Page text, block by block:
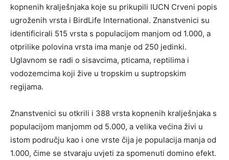
kopnenih kralješnjaka koje su prikupili IUCN Crveni popis
ugroženih vrsta i BirdLife International. Znanstvenici su
identificirali 515 vrsta s populacijom manjom od 1.000, a
otprilike polovina vrsta ima manje od 250 jedinki.
Uglavnom se radi o sisavcima, pticama, reptilima i
vodozemcima koji žive u tropskim u suptropskim
regijama.
Znanstvenici su otkrili i 388 vrsta kopnenih kralješnjaka s
populacijom manjomm od 5.000, a velika većina živi u
istom području kao i one vrste čija je populacija manja od
1.000, čime se stvaraju uvjeti za spomenuti domino efekt.